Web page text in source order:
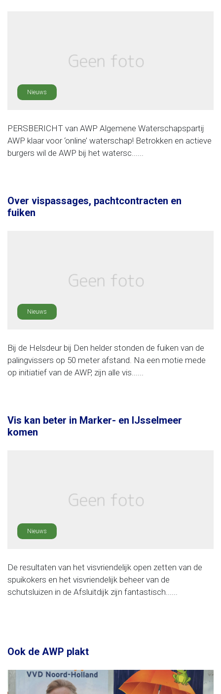
Nieuws
PERSBERICHT van AWP Algemene Waterschapspartij
AWP klaar voor ‘online’ waterschap! Betrokken en actieve
burgers wil de AWP bij het watersc......
Over vispassages, pachtcontracten en
fuiken
Nieuws
Bij de Helsdeur bij Den helder stonden de fuiken van de
palingvissers op 50 meter afstand. Na een motie mede
op initiatief van de AWP, zijn alle vis......
Vis kan beter in Marker- en IJsselmeer
komen
Nieuws
De resultaten van het visvriendelijk open zetten van de
spuikokers en het visvriendelijk beheer van de
schutsluizen in de Afsluitdijk zijn fantastisch......
Ook de AWP plakt